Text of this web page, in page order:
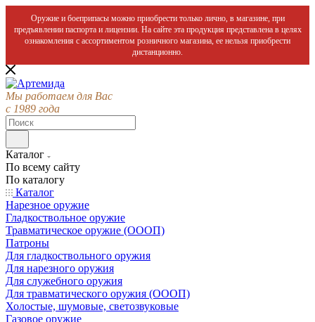
Оружие и боеприпасы можно приобрести только лично, в магазине, при
предъявлении паспорта и лицензии. На сайте эта продукция представлена в целях
ознакомления с ассортиментом розничного магазина, ее нельзя приобрести
дистанционно.
Мы работаем для Вас
с 1989 года
Каталог
По всему сайту
По каталогу
Каталог
Нарезное оружие
Гладкоствольное оружие
Травматическое оружие (ОООП)
Патроны
Для гладкоствольного оружия
Для нарезного оружия
Для служебного оружия
Для травматического оружия (ОООП)
Холостые, шумовые, светозвуковые
Газовое оружие